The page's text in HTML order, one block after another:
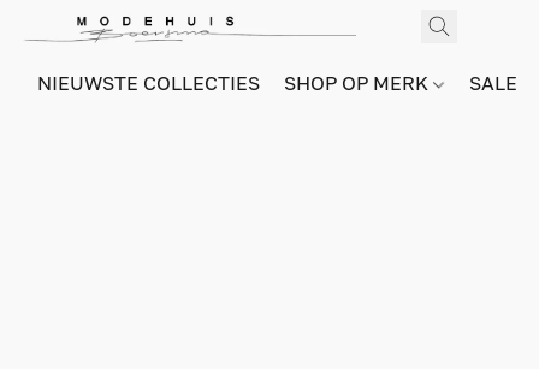
NIEUWSTE COLLECTIES SHOP OP MERK SALE